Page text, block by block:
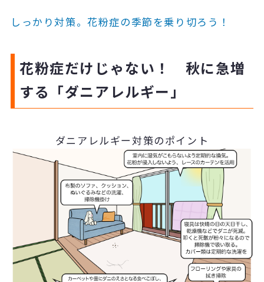
しっかり対策。花粉症の季節を乗り切ろう！
花粉症だけじゃない！ 秋に急増
する「ダニアレルギー」
ダニアレルギー対策のポイント